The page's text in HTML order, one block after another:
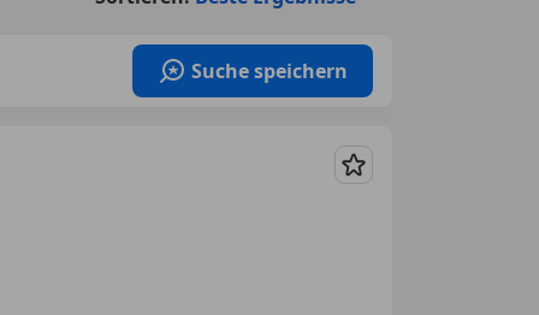
Suche speichern
Merken